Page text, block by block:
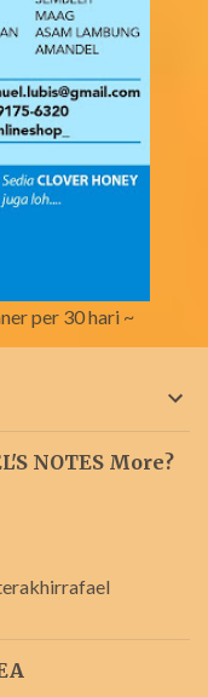
per 30 hari ~
NOTES More?